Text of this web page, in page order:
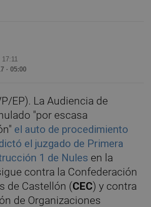
17:11
· 05:00
EP). La Audiencia de
"por escasa
el auto de procedimiento
el juzgado de Primera
1 de Nules en la
contra la Confederación
de Castellón (CEC) y contra
de Organizaciones